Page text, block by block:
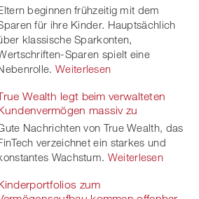
beginnen frühzeitig mit dem
für ihre Kinder. Hauptsächlich
klassische Sparkonten,
Sparen spielt eine
Weiterlesen
Wealth legt beim verwalteten
massiv zu
Nachrichten von True Wealth, das
verzeichnet ein starkes und
Wachstum. Weiterlesen
zum